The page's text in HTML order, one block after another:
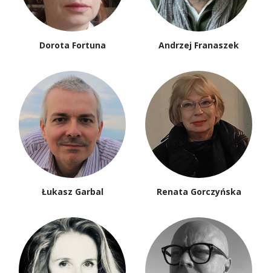
Dorota Fortuna Andrzej Franaszek
Łukasz Garbal Renata Gorczyńska